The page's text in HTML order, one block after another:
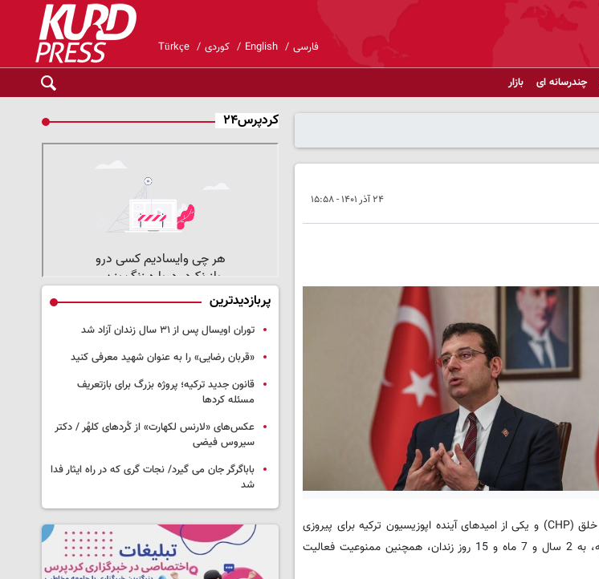
فارسی English کوردی Türkçe
چندرسانه ای بازار
۲۴ آذر ۱۴۰۱ - ۱۵:۵۸
به گزارش کردپرس، اکرم امام اوغلو شهردار کلان شهر استانبول، عضو ارشد حزب جمهوری خواه خلق (CHP) و یکی از امیدهای آینده اپوزیسیون ترکیه برای پیروزی
در انتخابات آتی ریاست جمهوری به اتهام توهین به اعضای هیأت عالی انتخابات (YSK) در ترکیه، به 2 سال و 7 ماه و 15 روز زندان، همچنین ممنوعیت فعالیت
کردپرس۲۴
پربازدیدترین
توران اویسال پس از ۳۱ سال زندان آزاد شد
«قربان رضایی» را به عنوان شهید معرفی کنید
قانون جدید ترکیه؛ پروژه بزرگ‌ برای بازتعریف
مسئله کردها
عکس‌های «لارنس لکهارت» از کُردهای کلهُر / دکتر
سیروس فیضی
باباگرگر جان می گیرد/ نجات گری که در راه ایثار فدا
شد